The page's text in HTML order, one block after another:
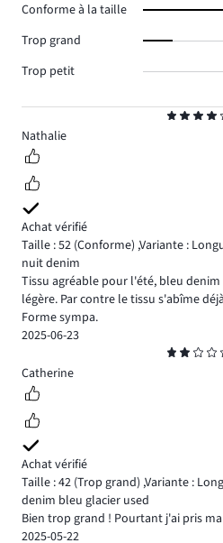
4
Nathalie
Achat vérifié
Taille : 52 (Conforme) ,Variante :
nuit denim
Tissu agréable pour l'été, bleu
légère. Par contre le tissu s'abîme
Forme sympa.
2025-06-23
2
Catherine
Achat vérifié
Taille : 42 (Trop grand) ,Variante :
denim bleu glacier used
Bien trop grand ! Pourtant j'ai pris
2025-05-22
0.
Conforme à la taille
Trop grand
Trop petit